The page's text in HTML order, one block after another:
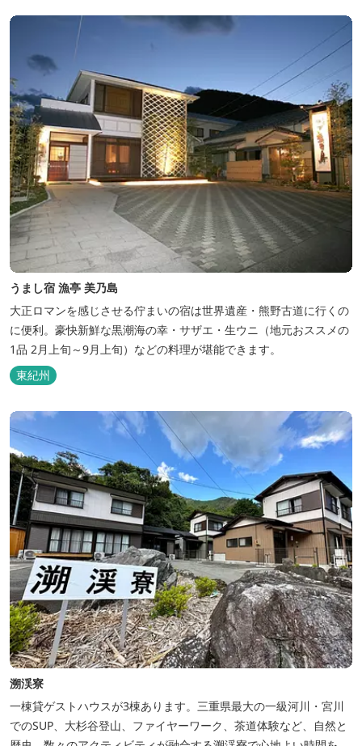
うまし宿 漁亭 美乃島
大正ロマンを感じさせる佇まいの宿は世界遺産・熊野古道に行くの
に便利。豪快新鮮な黒潮海の幸・サザエ・生ウニ（地元おススメの
1品 2月上旬～9月上旬）などの料理が堪能できます。
東紀州
溯渓寮
一棟貸ゲストハウスが3棟あります。三重県最大の一級河川・宮川
でのSUP、大杉谷登山、ファイヤーワーク、茶道体験など、自然と